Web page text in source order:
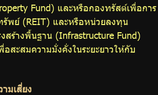
Fund) และหรือกองทรัสต์เพื่อการ
พย์ (REIT) และหรือหน่วยลงทุน
สร้างพื้นฐาน (Infrastructure Fund)
อสะสมความมั่งคั่งในระยะยาวให้กับ
มเสี่ยง